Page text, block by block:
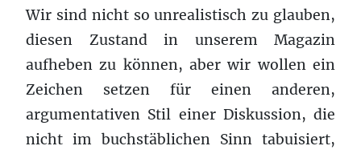
Wir sind nicht so unrealistisch zu glauben,
diesen Zustand in unserem Magazin
aufheben zu können, aber wir wollen ein
Zeichen setzen für einen anderen,
argumentativen Stil einer Diskussion, die
nicht im buchstäblichen Sinn tabuisiert,